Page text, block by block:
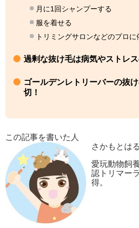
月に1回シャンプーする
服を着せる
トリミングサロンなどのプロに
過剰な抜け毛は病気やストレ
ゴールデンレトリーバーの抜
切！
この記事を書いた人
さかもとは
愛玩動物飼
認トリマー
得。